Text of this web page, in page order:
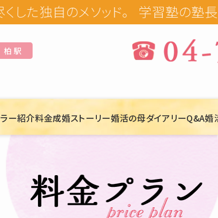
学習塾の塾長が手掛
柏 駅
ー紹介料金成婚ストーリー婚活の母ダイアリーQ&A婚